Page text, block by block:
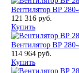
Вентилятор ВР
121 316 руб.
Купить
Вентилятор ВР
114 964 руб.
Купить